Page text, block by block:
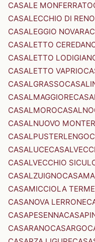
CASALE MONFERRATO
CASALECCHIO DI RENO
CASALEGGIO NOVARA
CASALETTO
CASALETTO
CASALETTO VAPRIO
CASALGRASSO
CASALMAGGIORE
CASALMORO
CASALNUOVO
CASALPUSTERLENGO
CASALUCE
CASALVECCHIO
CASALZUIGNO
CASAMICCIOLA TERME
CASANOVA LERRONE
CASAPESENNA
CASARANOCASARGO